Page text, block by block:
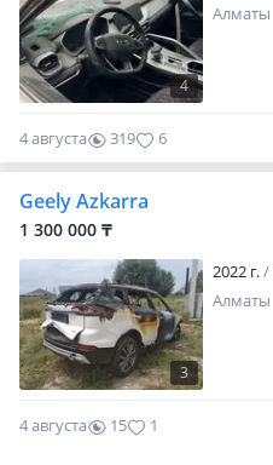
4
Алматы
4 августа 319 6
Geely Azkarra
1 300 000 ₸
3
2022 г.
Алматы
4 августа 15 1